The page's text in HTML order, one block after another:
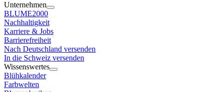
Unternehmen
BLUME2000
Nachhaltigkeit
Karriere & Jobs
Barrierefreiheit
Nach Deutschland versenden
In die Schweiz versenden
Wissenswertes
Blühkalender
Farbwelten